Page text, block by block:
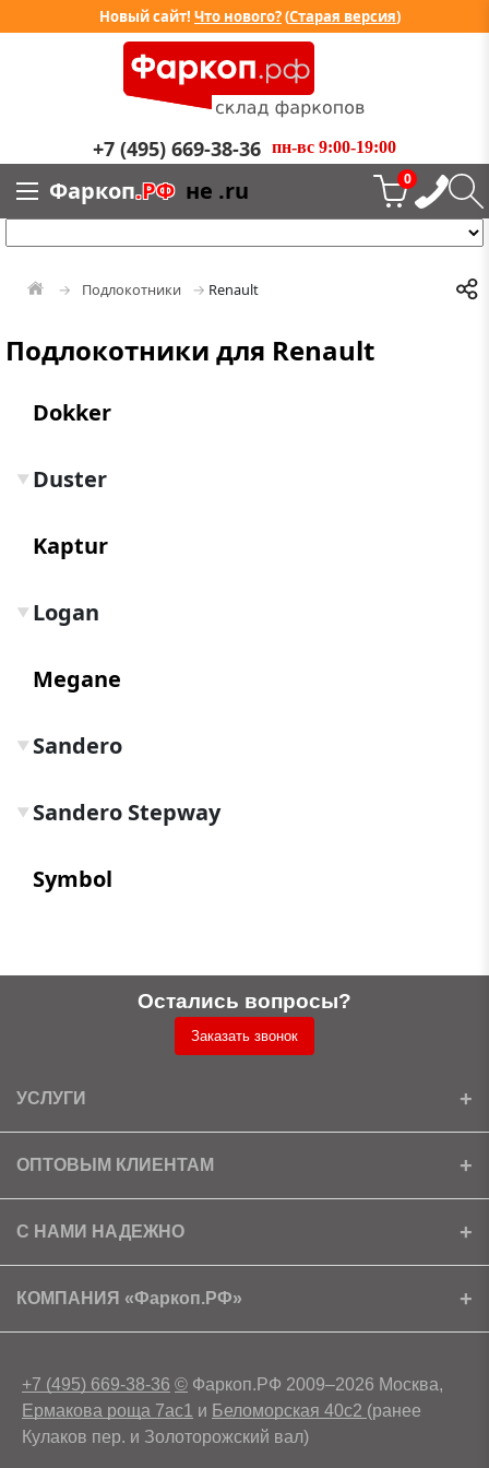
Новый сайт! Что нового?(Старая версия)
+7 (495) 669-38-36 пн-вс 9:00-19:00
Фаркоп.РФ не .ru 0
Подлокотники Renault
Подлокотники для Renault
Dokker
Duster
▼
Kaptur
Logan
▼
Megane
Sandero
▼
Sandero Stepway
▼
Symbol
Остались вопросы?
Заказать звонок
УСЛУГИ
Установка
Доставка
ОПТОВЫМ КЛИЕНТАМ
Ищем партнеров
Скачать прайс
С НАМИ НАДЕЖНО
Сертификаты
Условия возврата
КОМПАНИЯ «Фаркоп.РФ»
+7 (495) 669-38-36 © Фаркоп.РФ 2009–2026 Москва,
Ермакова роща 7ас1 и Беломорская 40с2 (ранее
Кулаков пер. и Золоторожский вал)